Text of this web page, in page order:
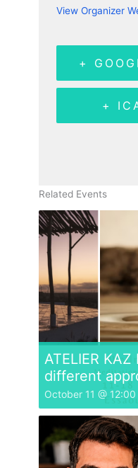
View Organizer
+
+
Related Events
ATELIER KAZ
different
October 11 @ 12:00